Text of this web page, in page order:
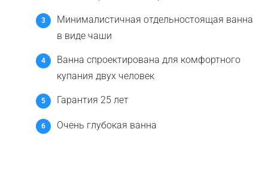
Минималистичная отдельностоящая ванна
в виде чаши
Ванна спроектирована для комфортного
купания двух человек
Гарантия 25 лет
Очень глубокая ванна